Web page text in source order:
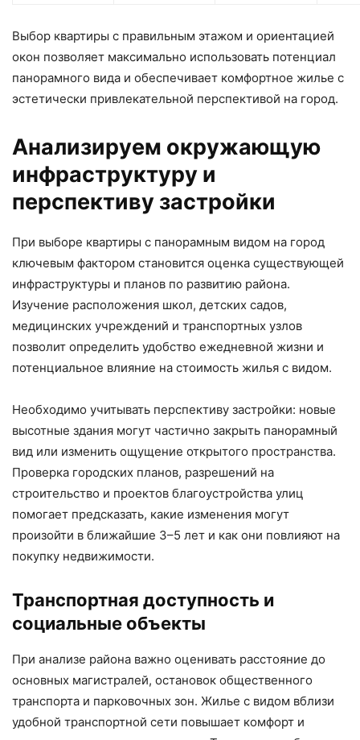
Выбор квартиры с правильным этажом и ориентацией
окон позволяет максимально использовать потенциал
панорамного вида и обеспечивает комфортное жилье с
эстетически привлекательной перспективой на город.
Анализируем окружающую
инфраструктуру и
перспективу застройки
При выборе квартиры с панорамным видом на город
ключевым фактором становится оценка существующей
инфраструктуры и планов по развитию района.
Изучение расположения школ, детских садов,
медицинских учреждений и транспортных узлов
позволит определить удобство ежедневной жизни и
потенциальное влияние на стоимость жилья с видом.
Необходимо учитывать перспективу застройки: новые
высотные здания могут частично закрыть панорамный
вид или изменить ощущение открытого пространства.
Проверка городских планов, разрешений на
строительство и проектов благоустройства улиц
помогает предсказать, какие изменения могут
произойти в ближайшие 3–5 лет и как они повлияют на
покупку недвижимости.
Транспортная доступность и
социальные объекты
При анализе района важно оценивать расстояние до
основных магистралей, остановок общественного
транспорта и парковочных зон. Жилье с видом вблизи
удобной транспортной сети повышает комфорт и